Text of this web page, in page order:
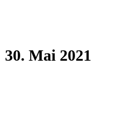
30. Mai 2021